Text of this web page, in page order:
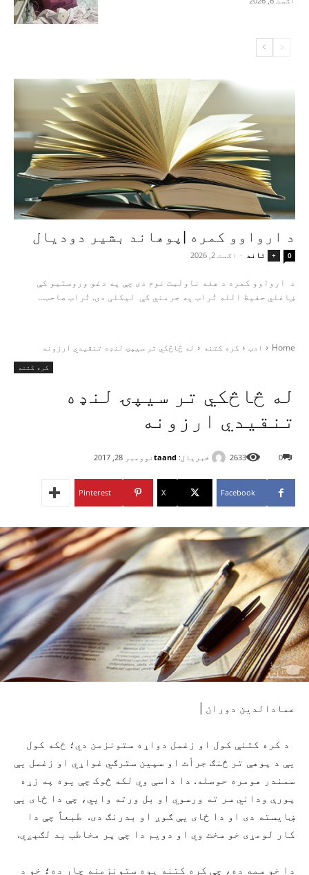
د ارواوو کمره |پوهاند بشیر دودیال
+ تاند - اګست 2, 2026 0
د ارواوو کمره د هغه ناولیت نوم دی چې په دغو وروستیو کې
ښاغلي حفیظ الله تُراب په جرمني کې لیکلی دی. تُراب صاحب...